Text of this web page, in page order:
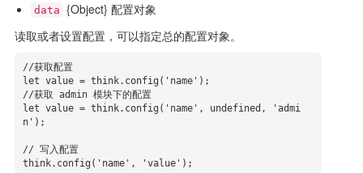
data {Object} 配置对象
读取或者设置配置，可以指定总的配置对象。
//获取配置
let value = think.config('name');
//获取 admin 模块下的配置
let value = think.config('name', undefined, 'admi
n');
// 写入配置
think.config('name', 'value');